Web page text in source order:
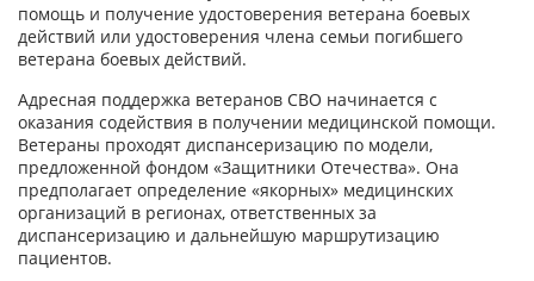
помощь и получение удостоверения ветерана боевых
действий или удостоверения члена семьи погибшего
ветерана боевых действий.
Адресная поддержка ветеранов СВО начинается с
оказания содействия в получении медицинской помощи.
Ветераны проходят диспансеризацию по модели,
предложенной фондом «Защитники Отечества». Она
предполагает определение «якорных» медицинских
организаций в регионах, ответственных за
диспансеризацию и дальнейшую маршрутизацию
пациентов.